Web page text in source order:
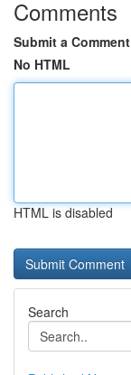
Comments
Submit a Comment
No HTML
HTML is disabled
Search